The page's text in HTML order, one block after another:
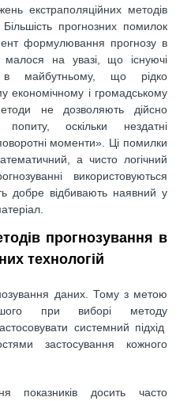
екстраполяційних методів
прогнозних помилок
формулювання прогнозу в
на увазі, що існуючі
в майбутньому, що рідко
економічному і громадському
не дозволяють дійсно
оскільки нездатні
моменти». Ці помилки
а чисто логічний
використовуються
добре відбивають наявний у
прогнозування в
технологій
даних. Тому з метою
при виборі методу
системний підхід
застосування кожного
показників досить часто